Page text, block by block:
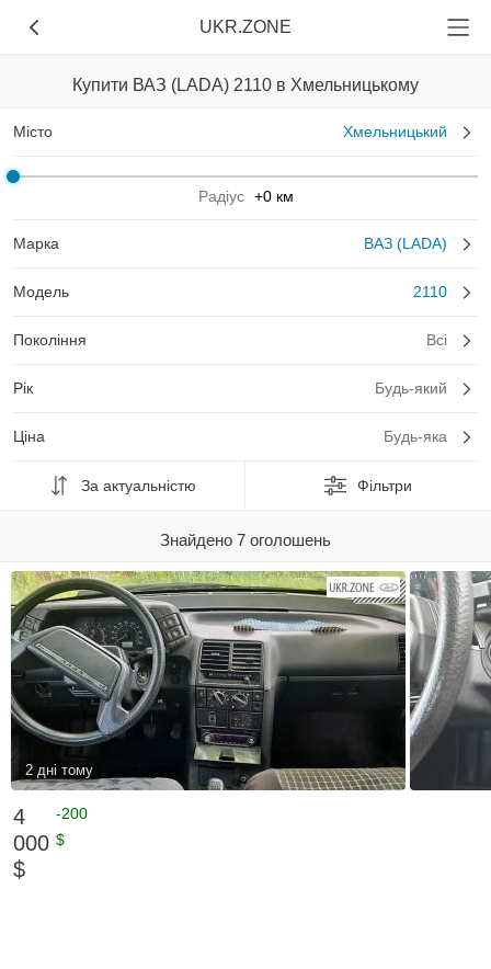
UKR.ZONE
Купити ВАЗ (LADA) 2110 в Хмельницькому
Місто Хмельницький
Радіус +0 км
Марка ВАЗ (LADA)
Модель 2110
Покоління Всі
Рік Будь-який
Ціна Будь-яка
За актуальністю Фільтри
Знайдено 7 оголошень
2 дні тому
4
000
$
-200
$